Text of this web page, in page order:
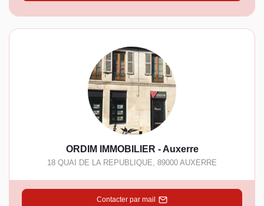
ORDIM IMMOBILIER - Auxerre
18 QUAI DE LA REPUBLIQUE 89000 AUXERRE
Contacter par mail